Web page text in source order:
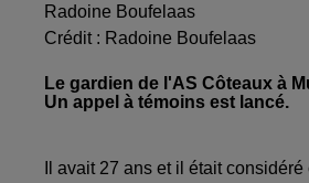
Radoine Boufelaas
Crédit : Radoine Boufelaas
Le gardien de l'AS Côteaux à
Un appel à témoins est lancé.
Il avait 27 ans et il était considéré